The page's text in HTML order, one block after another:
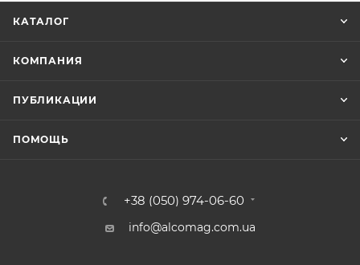
КАТАЛОГ
КОМПАНИЯ
ПУБЛИКАЦИИ
ПОМОЩЬ
+38 (050) 974-06-60
info@alcomag.com.ua